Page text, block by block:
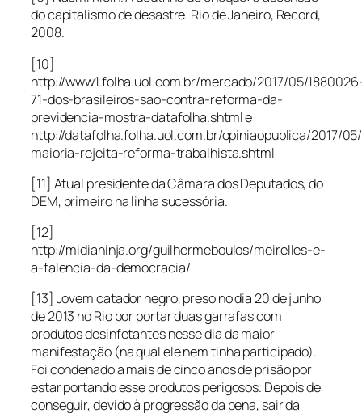
do capitalismo de desastre. Rio de Janeiro, Record,
2008.
[10]
http://www1.folha.uol.com.br/mercado/2017/05/
71-dos-brasileiros-sao-contra-reforma-da-
previdencia-mostra-datafolha.shtml e
http://datafolha.folha.uol.com.br/opiniaopublica/2017/
maioria-rejeita-reforma-trabalhista.shtml
[11] Atual presidente da Câmara dos Deputados, do
DEM, primeiro na linha sucessória.
[12]
http://midianinja.org/guilhermeboulos/meirelles-e-
a-falencia-da-democracia/
[13] Jovem catador negro, preso no dia 20 de junho
de 2013 no Rio por portar duas garrafas com
produtos desinfetantes nesse dia da maior
manifestação (na qual ele nem tinha participado).
Foi condenado a mais de cinco anos de prisão por
estar portando esse produtos perigosos. Depois de
conseguir, devido à progressão da pena, sair da